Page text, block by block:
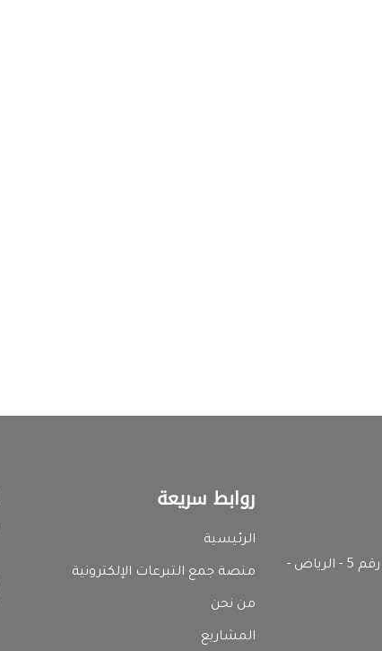
المدينة الصناعية الثانية - رقم المبنى 7392 وحدة رقم 5 - الرياض -
روابط سريعة
الرئيسية
منصة جمع التبرعات الإلكترونية
من نحن
المشاريع